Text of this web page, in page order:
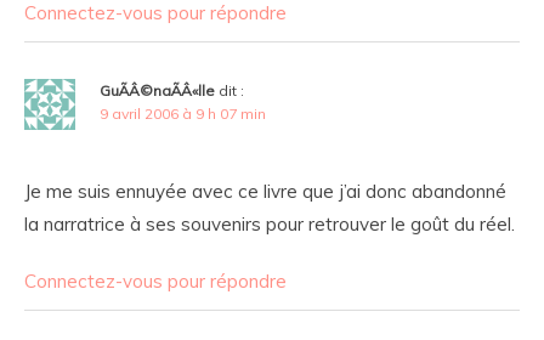
Connectez-vous pour répondre
GuÃÂ©naÃÂ«lle dit :
9 avril 2006 à 9 h 07 min
Je me suis ennuyée avec ce livre que j’ai donc abandonné
la narratrice à ses souvenirs pour retrouver le goût du réel.
Connectez-vous pour répondre